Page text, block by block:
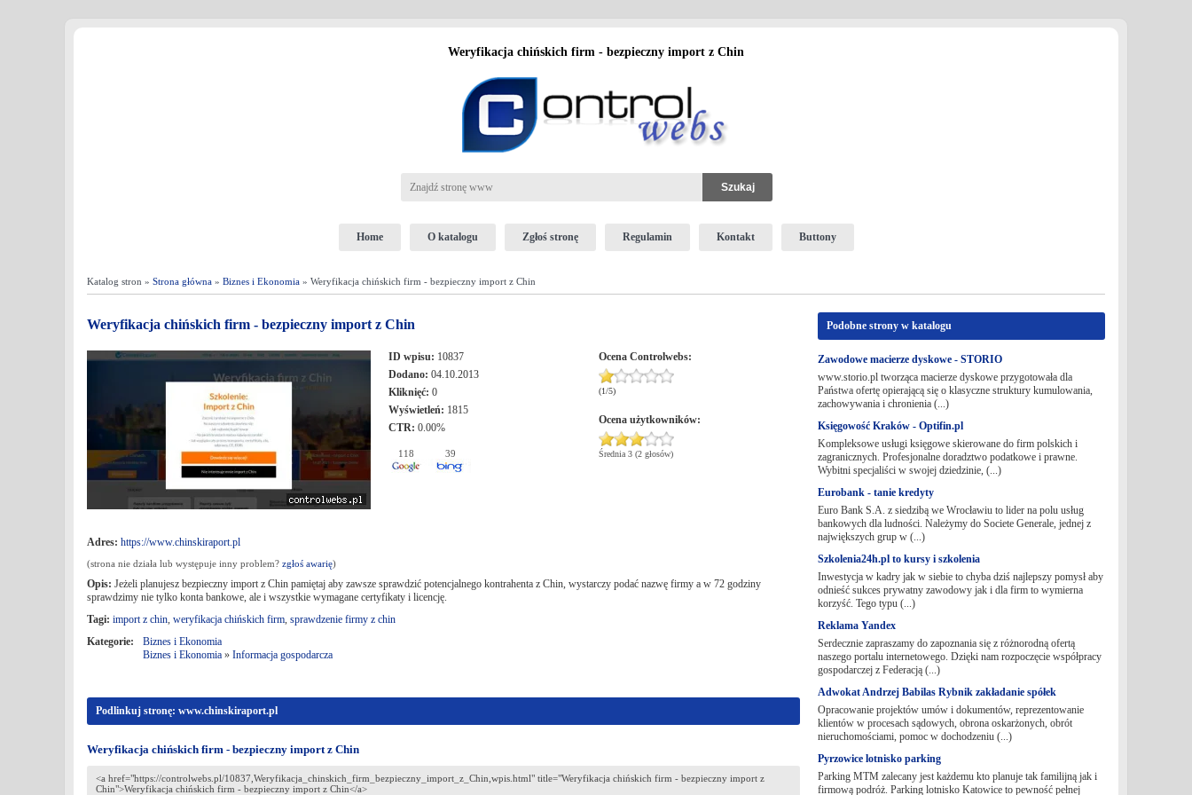
Weryfikacja chińskich firm - bezpieczny import z Chin
Home O katalogu Zgłoś stronę Regulamin Kontakt Buttony
Katalog stron » Strona główna » Biznes i Ekonomia » Weryfikacja chińskich firm - bezpieczny import z Chin
Weryfikacja chińskich firm - bezpieczny import z Chin
ID wpisu: 10837
Dodano: 04.10.2013
Kliknięć: 0
Wyświetleń: 1815
CTR: 0.00%
118 39
Ocena Controlwebs:
(1/5)
Ocena użytkowników:
Średnia 3 (2 głosów)
Adres: https://www.chinskiraport.pl
(strona nie działa lub występuje inny problem? zgłoś awarię)
Opis: Jeżeli planujesz bezpieczny import z Chin pamiętaj aby zawsze sprawdzić potencjalnego kontrahenta z Chin, wystarczy podać nazwę firmy a w 72 godziny
sprawdzimy nie tylko konta bankowe, ale i wszystkie wymagane certyfikaty i licencję.
Tagi: import z chin, weryfikacja chińskich firm, sprawdzenie firmy z chin
Kategorie:
Biznes i Ekonomia
Biznes i Ekonomia » Informacja gospodarcza
Podlinkuj stronę: www.chinskiraport.pl
Weryfikacja chińskich firm - bezpieczny import z Chin
Podobne strony w katalogu
Zawodowe macierze dyskowe - STORIO
www.storio.pl tworząca macierze dyskowe przygotowała dla
Państwa ofertę opierającą się o klasyczne struktury kumulowania,
zachowywania i chronienia (...)
Księgowość Kraków - Optifin.pl
Kompleksowe usługi księgowe skierowane do firm polskich i
zagranicznych. Profesjonalne doradztwo podatkowe i prawne.
Wybitni specjaliści w swojej dziedzinie, (...)
Eurobank - tanie kredyty
Euro Bank S.A. z siedzibą we Wrocławiu to lider na polu usług
bankowych dla ludności. Należymy do Societe Generale, jednej z
największych grup w (...)
Szkolenia24h.pl to kursy i szkolenia
Inwestycja w kadry jak w siebie to chyba dziś najlepszy pomysł aby
odnieść sukces prywatny zawodowy jak i dla firm to wymierna
korzyść. Tego typu (...)
Reklama Yandex
Serdecznie zapraszamy do zapoznania się z różnorodną ofertą
naszego portalu internetowego. Dzięki nam rozpoczęcie współpracy
gospodarczej z Federacją (...)
Adwokat Andrzej Babilas Rybnik zakładanie spółek
Opracowanie projektów umów i dokumentów, reprezentowanie
klientów w procesach sądowych, obrona oskarżonych, obrót
nieruchomościami, pomoc w dochodzeniu (...)
Pyrzowice lotnisko parking
Parking MTM zalecany jest każdemu kto planuje tak familijną jak i
firmową podróż. Parking lotnisko Katowice to pewność pełnej